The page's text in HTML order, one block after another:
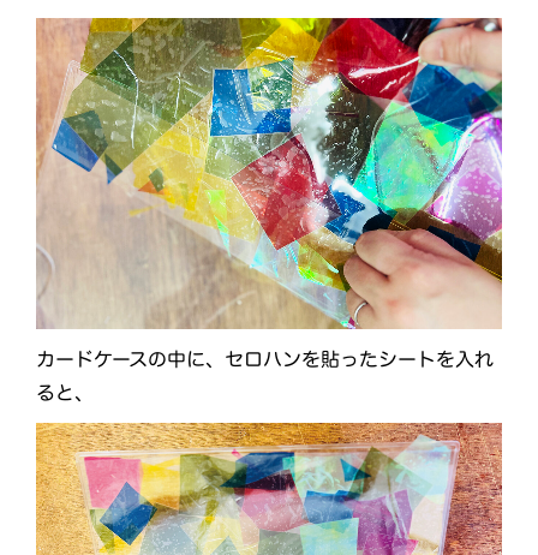
カードケースの中に、セロハンを貼ったシートを入れ
ると、